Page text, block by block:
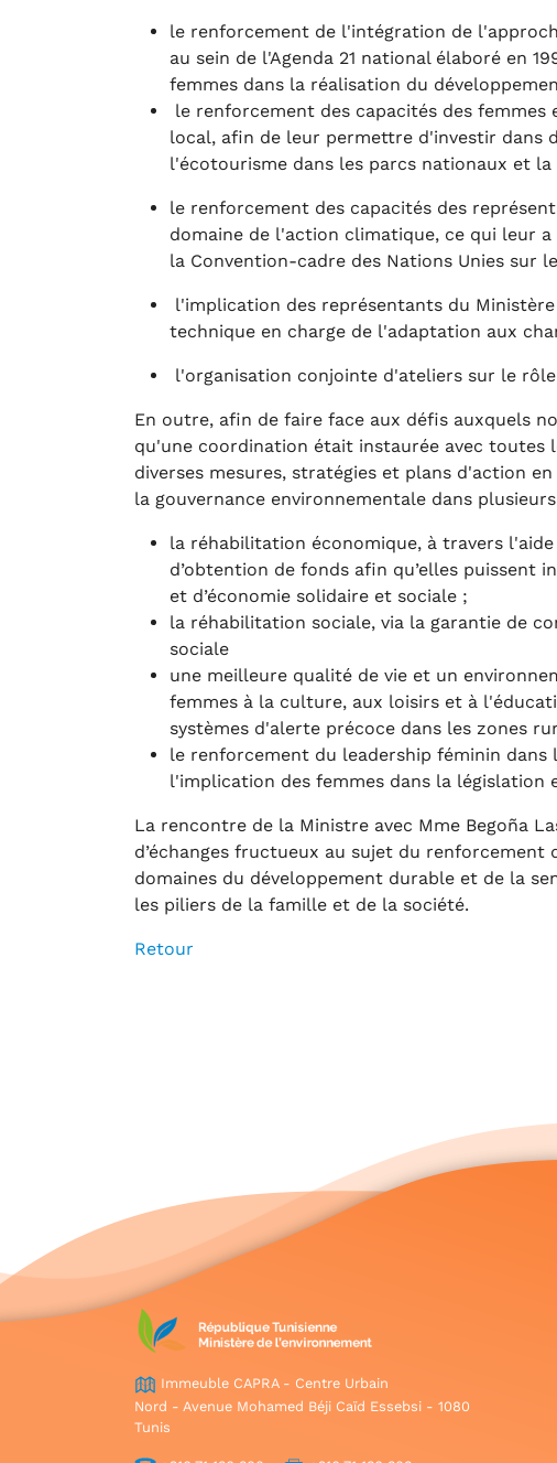
le renforcement de l'intégration de
au sein de l'Agenda 21 national élaboré en
femmes dans la réalisation du
le renforcement des capacités des
local, afin de leur permettre d'investir dans
l'écotourisme dans les parcs nationaux et
le renforcement des capacités des
domaine de l'action climatique, ce qui leur
la Convention-cadre des Nations Unies sur
l'implication des représentants du
technique en charge de l'adaptation aux
l'organisation conjointe d'ateliers sur le
En outre, afin de faire face aux défis auxquels
qu'une coordination était instaurée avec
diverses mesures, stratégies et plans d'action
la gouvernance environnementale dans
la réhabilitation économique, à travers
d’obtention de fonds afin qu’elles puissent
et d’économie solidaire et sociale ;
la réhabilitation sociale, via la garantie de
sociale
une meilleure qualité de vie et un
femmes à la culture, aux loisirs et à
systèmes d'alerte précoce dans les zones
le renforcement du leadership féminin
l'implication des femmes dans la législation
La rencontre de la Ministre avec Mme Begoña
d’échanges fructueux au sujet du
domaines du développement durable et de la
les piliers de la famille et de la société.
Retour
Immeuble CAPRA - Centre Urbain
Nord - Avenue Mohamed Béji Caïd Essebsi - 1080
Tunis